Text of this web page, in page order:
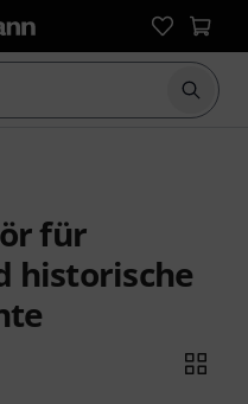
Suche
für
historische